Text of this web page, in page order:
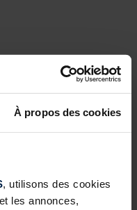
À propos des cookies
, utilisons des cookies
les annonces,
solution à forte